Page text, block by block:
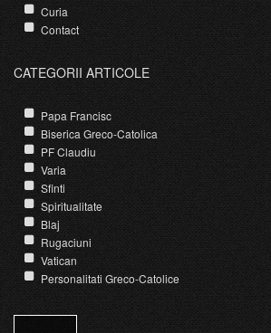
Curia
Contact
CATEGORII ARTICOLE
Papa Francisc
Biserica Greco-Catolica
PF Claudiu
Varia
Sfinti
Spiritualitate
Blaj
Rugaciuni
Vatican
Personalitati Greco-Catolice